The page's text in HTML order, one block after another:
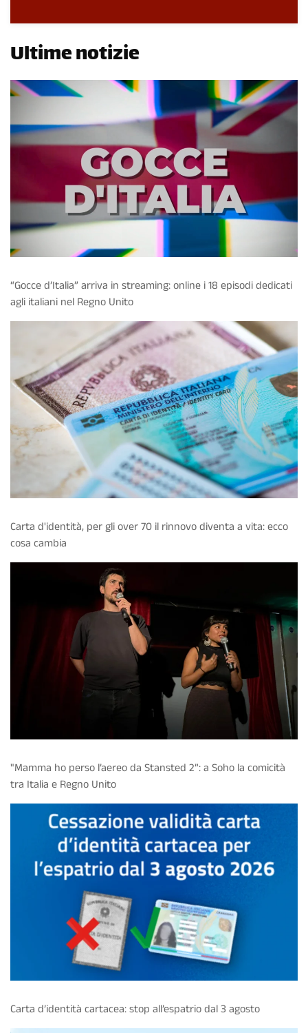
Ultime notizie
“Gocce d’Italia” arriva in streaming: online i 18 episodi dedicati
agli italiani nel Regno Unito
Carta d'identità, per gli over 70 il rinnovo diventa a vita: ecco
cosa cambia
"Mamma ho perso l’aereo da Stansted 2”: a Soho la comicità
tra Italia e Regno Unito
Carta d’identità cartacea: stop all’espatrio dal 3 agosto